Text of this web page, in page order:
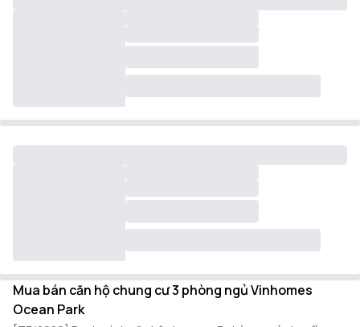
Mua bán căn hộ chung cư 3 phòng ngủ Vinhomes
Ocean Park